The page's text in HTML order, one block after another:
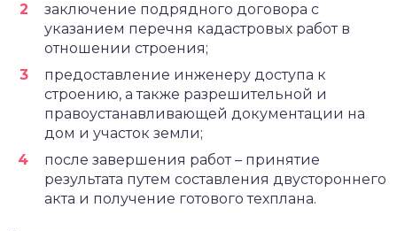
заключение подрядного договора с
указанием перечня кадастровых работ в
отношении строения;
предоставление инженеру доступа к
строению, а также разрешительной и
правоустанавливающей документации на
дом и участок земли;
после завершения работ – принятие
результата путем составления двустороннего
акта и получение готового техплана.